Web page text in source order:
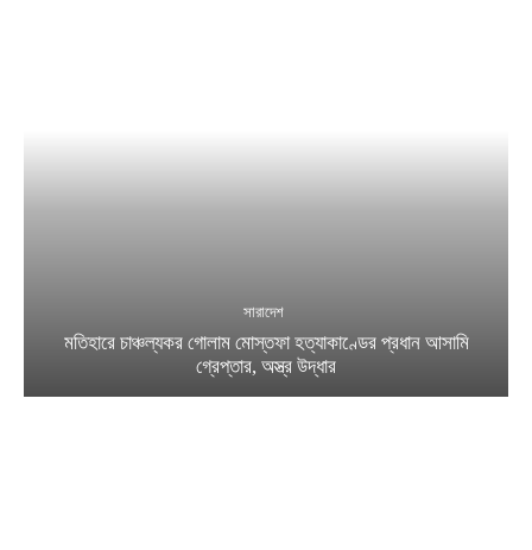
সারাদেশ
মতিহারে চাঞ্চল্যকর গোলাম মোস্তফা হত্যাকাণ্ডের প্রধান আসামি
গ্রেপ্তার, অস্ত্র উদ্ধার